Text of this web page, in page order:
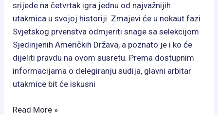
srijede na četvrtak igra jednu od najvažnijih
utakmica u svojoj historiji. Zmajevi će u nokaut fazi
Svjetskog prvenstva odmjeriti snage sa selekcijom
Sjedinjenih Američkih Država, a poznato je i ko će
dijeliti pravdu na ovom susretu. Prema dostupnim
informacijama o delegiranju sudija, glavni arbitar
utakmice bit će iskusni
BiH-
Read More »